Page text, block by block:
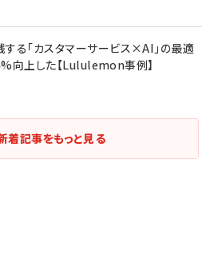
る「カスタマーサービス×AI」の最適
向上した【Lululemon事例】
着記事をもっと見る